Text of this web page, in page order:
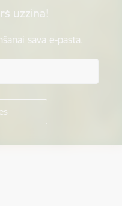
uzzina!
savā e-pastā.